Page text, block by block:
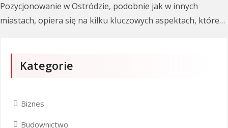
Pozycjonowanie w Ostródzie, podobnie jak w innych
miastach, opiera się na kilku kluczowych aspektach, które…
Kategorie
Biznes
Budownictwo